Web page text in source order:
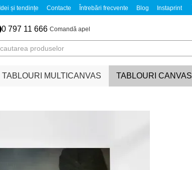
Idei și tendințe Contacte Întrebări frecvente Blog Instaprint
0 797 11 666 Comandă apel
TABLOURI MULTICANVAS TABLOURI CANVAS